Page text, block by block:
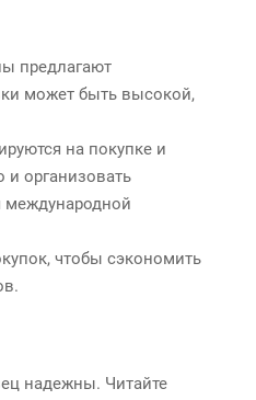
предлагают
может быть высокой,
на покупке и
и организовать
международной
чтобы сэкономить
надежны. Читайте